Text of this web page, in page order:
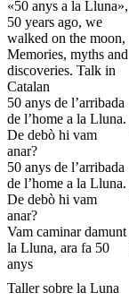
«50 anys a la Lluna»,
50 years ago, we
walked on the moon,
Memories, myths and
discoveries. Talk in
Catalan
50 anys de l’arribada
de l’home a la Lluna.
De debò hi vam
anar?
50 anys de l’arribada
de l’home a la Lluna.
De debò hi vam
anar?
Vam caminar damunt
la Lluna, ara fa 50
anys
Taller sobre la Luna